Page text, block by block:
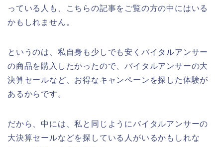
っている人も、こちらの記事をご覧の方の中にはいる
かもしれません。
というのは、私自身も少しでも安くバイタルアンサー
の商品を購入したかったので、バイタルアンサーの大
決算セールなど、お得なキャンペーンを探した体験が
あるからです。
だから、中には、私と同じようにバイタルアンサーの
大決算セールなどを探している人がいるかもしれな